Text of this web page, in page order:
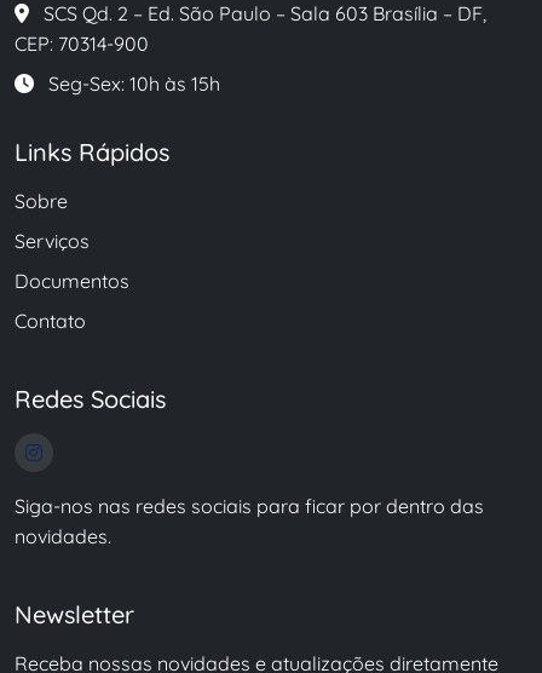
SCS Qd. 2 – Ed. São Paulo – Sala 603 Brasília – DF,
CEP: 70314-900
Seg-Sex: 10h às 15h
Links Rápidos
Sobre
Serviços
Documentos
Contato
Redes Sociais
Siga-nos nas redes sociais para ficar por dentro das
novidades.
Newsletter
Receba nossas novidades e atualizações diretamente